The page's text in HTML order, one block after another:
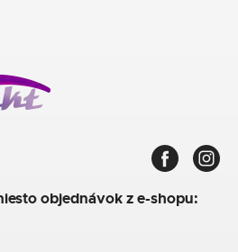
objednávok z e-shopu: